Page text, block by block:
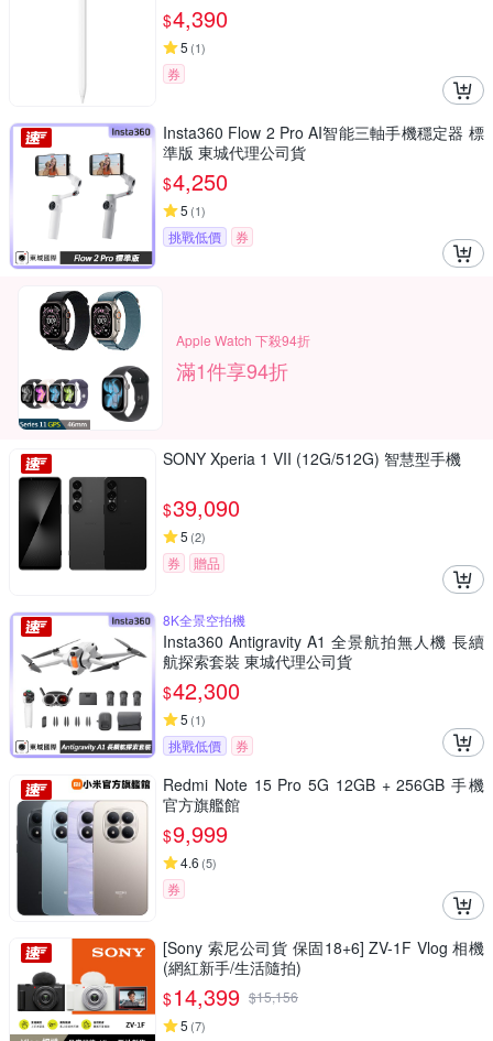
$4,390
5 (1)
券
Insta360 Flow 2 Pro AI智能三軸手機穩定器 標
準版 東城代理公司貨
$4,250
5 (1)
挑戰低價 券
Apple Watch 下殺94折
滿1件享94折
SONY Xperia 1 VII (12G/512G) 智慧型手機
$39,090
5 (2)
券 贈品
8K全景空拍機
Insta360 Antigravity A1 全景航拍無人機 長續
航探索套裝 東城代理公司貨
$42,300
5 (1)
挑戰低價 券
Redmi Note 15 Pro 5G 12GB + 256GB 手機
官方旗艦館
$9,999
4.6 (5)
券
[Sony 索尼公司貨 保固18+6] ZV-1F Vlog 相機
(網紅新手/生活隨拍)
$14,399 $15,156
5 (7)